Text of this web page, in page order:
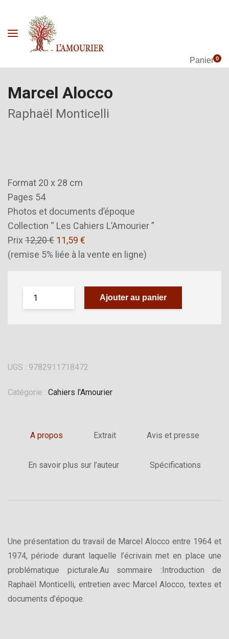
Panier0
Marcel Alocco
Raphaël Monticelli
Format 20 x 28 cm
Pages 54
Photos et documents d’époque
Collection “ Les Cahiers L’Amourier ”
Prix 12,20 € 11,59 €
(remise 5% liée à la vente en ligne)
Ajouter au panier
UGS : 9782911718472
Catégorie : Cahiers l'Amourier
A propos Extrait Avis et presse
En savoir plus sur l’auteur Spécifications
Une présentation du travail de Marcel Alocco entre 1964 et
1974, période durant laquelle l’écrivain met en place une
problématique picturale.Au sommaire :Introduction de
Raphaël Monticelli, entretien avec Marcel Alocco, textes et
documents d’époque.